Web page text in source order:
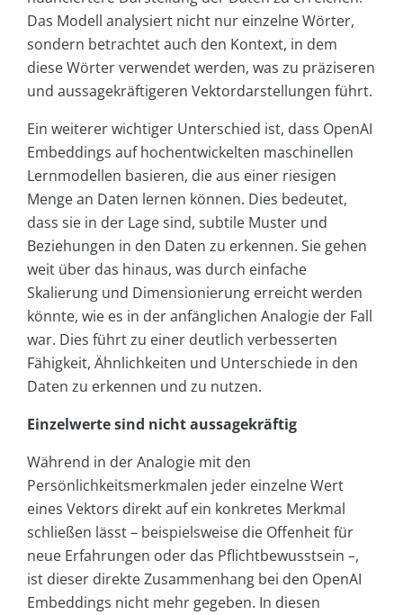
Das Modell analysiert nicht nur einzelne Wörter,
sondern betrachtet auch den Kontext, in dem
diese Wörter verwendet werden, was zu präziseren
und aussagekräftigeren Vektordarstellungen führt.
Ein weiterer wichtiger Unterschied ist, dass OpenAI
Embeddings auf hochentwickelten maschinellen
Lernmodellen basieren, die aus einer riesigen
Menge an Daten lernen können. Dies bedeutet,
dass sie in der Lage sind, subtile Muster und
Beziehungen in den Daten zu erkennen. Sie gehen
weit über das hinaus, was durch einfache
Skalierung und Dimensionierung erreicht werden
könnte, wie es in der anfänglichen Analogie der Fall
war. Dies führt zu einer deutlich verbesserten
Fähigkeit, Ähnlichkeiten und Unterschiede in den
Daten zu erkennen und zu nutzen.
Einzelwerte sind nicht aussagekräftig
Während in der Analogie mit den
Persönlichkeitsmerkmalen jeder einzelne Wert
eines Vektors direkt auf ein konkretes Merkmal
schließen lässt – beispielsweise die Offenheit für
neue Erfahrungen oder das Pflichtbewusstsein –,
ist dieser direkte Zusammenhang bei den OpenAI
Embeddings nicht mehr gegeben. In diesen